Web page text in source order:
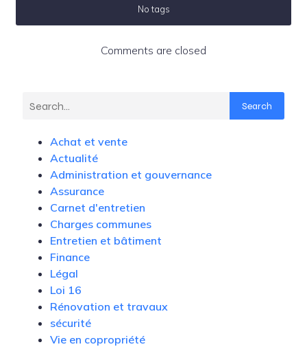
No tags
Comments are closed
Search
Achat et vente
Actualité
Administration et gouvernance
Assurance
Carnet d'entretien
Charges communes
Entretien et bâtiment
Finance
Légal
Loi 16
Rénovation et travaux
sécurité
Vie en copropriété